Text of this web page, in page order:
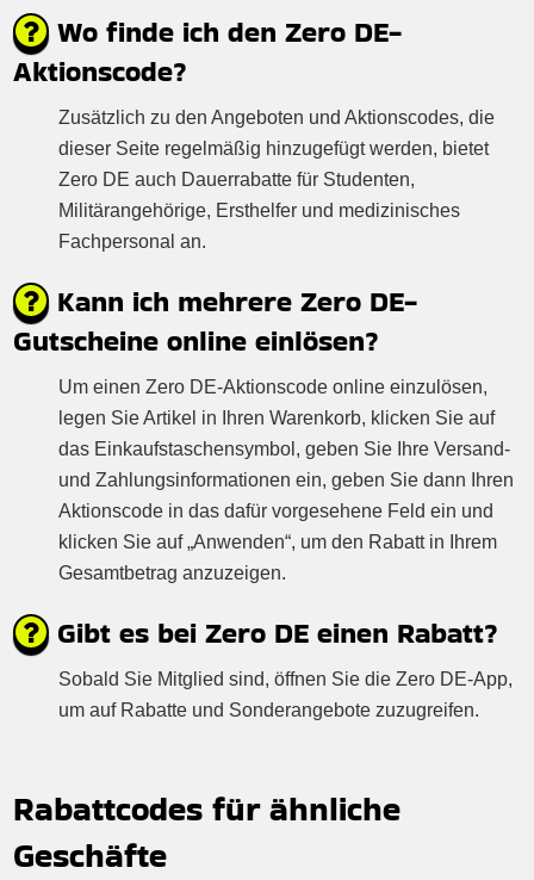
Wo finde ich den Zero DE-
Aktionscode?
Zusätzlich zu den Angeboten und Aktionscodes, die
dieser Seite regelmäßig hinzugefügt werden, bietet
Zero DE auch Dauerrabatte für Studenten,
Militärangehörige, Ersthelfer und medizinisches
Fachpersonal an.
Kann ich mehrere Zero DE-
Gutscheine online einlösen?
Um einen Zero DE-Aktionscode online einzulösen,
legen Sie Artikel in Ihren Warenkorb, klicken Sie auf
das Einkaufstaschensymbol, geben Sie Ihre Versand-
und Zahlungsinformationen ein, geben Sie dann Ihren
Aktionscode in das dafür vorgesehene Feld ein und
klicken Sie auf „Anwenden“, um den Rabatt in Ihrem
Gesamtbetrag anzuzeigen.
Gibt es bei Zero DE einen Rabatt?
Sobald Sie Mitglied sind, öffnen Sie die Zero DE-App,
um auf Rabatte und Sonderangebote zuzugreifen.
Rabattcodes für ähnliche
Geschäfte